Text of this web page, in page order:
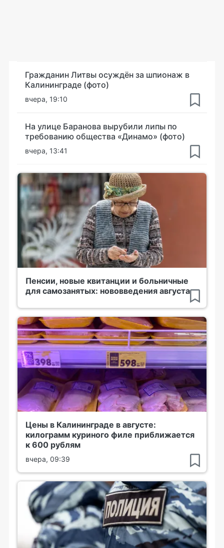
Гражданин Литвы осуждён за шпионаж в
Калининграде (фото)
вчера, 19:10
На улице Баранова вырубили липы по
требованию общества «Динамо» (фото)
вчера, 13:41
Пенсии, новые квитанции и больничные
для самозанятых: нововведения августа
Цены в Калининграде в августе:
килограмм куриного филе приближается
к 600 рублям
вчера, 09:39